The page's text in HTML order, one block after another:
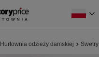
Hurtownia odzieży damskiej Swetry